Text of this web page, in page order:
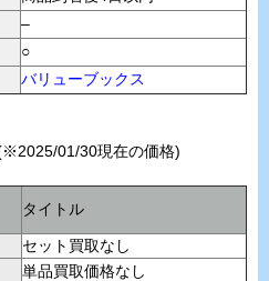
–
○
バリューブックス
01/30現在の価格)
タイトル
セット買取なし
単品買取価格なし